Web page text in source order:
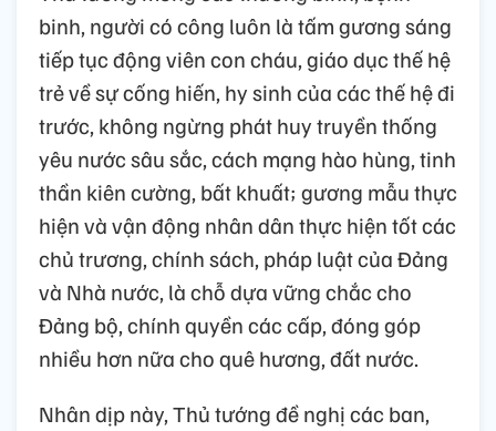
binh, người có công luôn là tấm gương sáng
tiếp tục động viên con cháu, giáo dục thế hệ
trẻ về sự cống hiến, hy sinh của các thế hệ đi
trước, không ngừng phát huy truyền thống
yêu nước sâu sắc, cách mạng hào hùng, tinh
thần kiên cường, bất khuất; gương mẫu thực
hiện và vận động nhân dân thực hiện tốt các
chủ trương, chính sách, pháp luật của Đảng
và Nhà nước, là chỗ dựa vững chắc cho
Đảng bộ, chính quyền các cấp, đóng góp
nhiều hơn nữa cho quê hương, đất nước.
Nhân dịp này, Thủ tướng đề nghị các ban,